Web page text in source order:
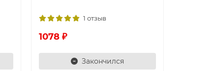
1 отзыв
1078 ₽
Закончился